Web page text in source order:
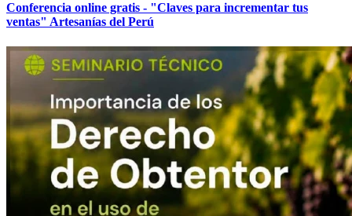
Conferencia online gratis - "Claves para incrementar tus
ventas" Artesanías del Perú